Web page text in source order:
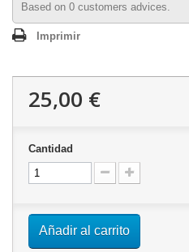
Based on 0 customers advices.
Imprimir
25,00 €
Cantidad
Añadir al carrito